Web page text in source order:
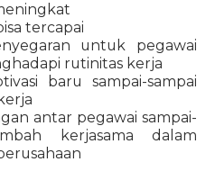
tercapai
untuk pegawai
rutinitas kerja
baru sampai-sampai
antar pegawai sampai-
kerjasama dalam